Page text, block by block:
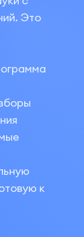
Это
к